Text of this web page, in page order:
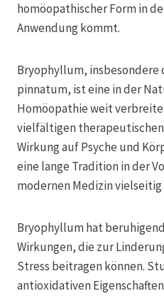
homöopathischer Form in
Anwendung kommt.
Bryophyllum,
pinnatum, ist eine in der
Homöopathie weit
vielfältigen therapeutischen
Wirkung auf Psyche und
eine lange Tradition in der
modernen Medizin
Bryophyllum hat
Wirkungen, die zur
Stress beitragen können.
antioxidativen